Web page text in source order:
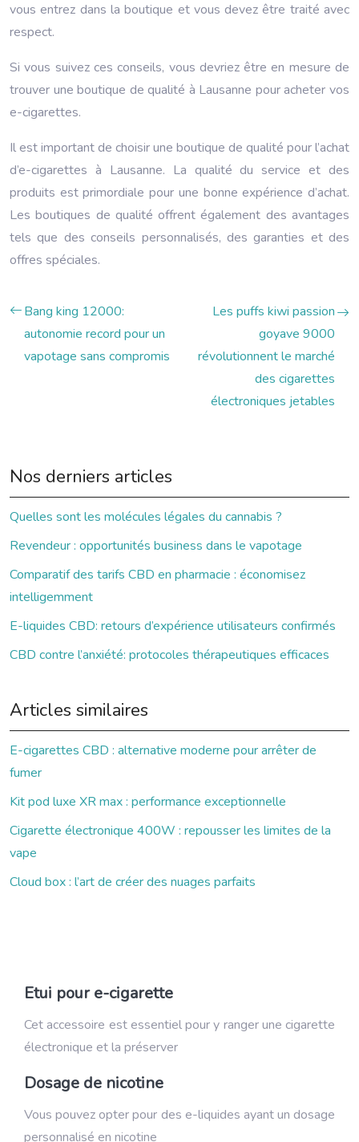
vous entrez dans la boutique et vous devez être traité avec
respect.
Si vous suivez ces conseils, vous devriez être en mesure de
trouver une boutique de qualité à Lausanne pour acheter vos
e-cigarettes.
Il est important de choisir une boutique de qualité pour l’achat
d’e-cigarettes à Lausanne. La qualité du service et des
produits est primordiale pour une bonne expérience d’achat.
Les boutiques de qualité offrent également des avantages
tels que des conseils personnalisés, des garanties et des
offres spéciales.
Bang king 12000:
autonomie record pour un
vapotage sans compromis
Les puffs kiwi passion
goyave 9000
révolutionnent le marché
des cigarettes
électroniques jetables
Nos derniers articles
Quelles sont les molécules légales du cannabis ?
Revendeur : opportunités business dans le vapotage
Comparatif des tarifs CBD en pharmacie : économisez
intelligemment
E-liquides CBD: retours d’expérience utilisateurs confirmés
CBD contre l’anxiété: protocoles thérapeutiques efficaces
Articles similaires
E-cigarettes CBD : alternative moderne pour arrêter de
fumer
Kit pod luxe XR max : performance exceptionnelle
Cigarette électronique 400W : repousser les limites de la
vape
Cloud box : l’art de créer des nuages parfaits
Etui pour e-cigarette
Cet accessoire est essentiel pour y ranger une cigarette
électronique et la préserver
Dosage de nicotine
Vous pouvez opter pour des e-liquides ayant un dosage
personnalisé en nicotine